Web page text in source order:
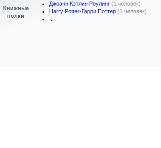
Книжные
полки
Джоанн Кэтлин Роулинг (1 человек)
Harry Potter-Гарри Поттер (1 человек)